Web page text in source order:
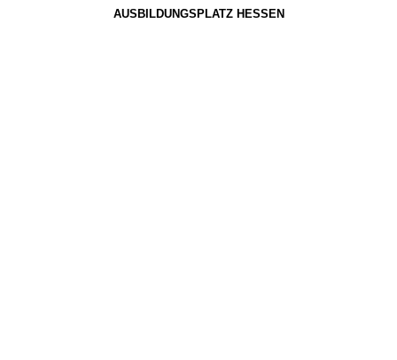
AUSBILDUNGSPLATZ HESSEN